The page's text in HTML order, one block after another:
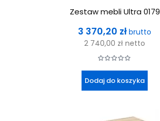
Zestaw mebli Ultra 0179
Cena
3 370,20 zł brutto
2 740,00 zł netto
Dodaj do koszyka